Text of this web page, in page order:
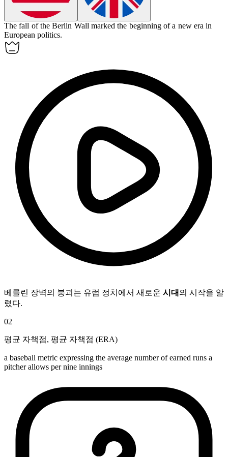
The fall of the Berlin Wall marked the beginning of a new era in
European politics.
베를린 장벽의 붕괴는 유럽 정치에서 새로운 시대 의 시작을 알
렸다.
02
평균 자책점, 평균 자책점 (ERA)
a baseball metric expressing the average number of earned runs a
pitcher allows per nine innings